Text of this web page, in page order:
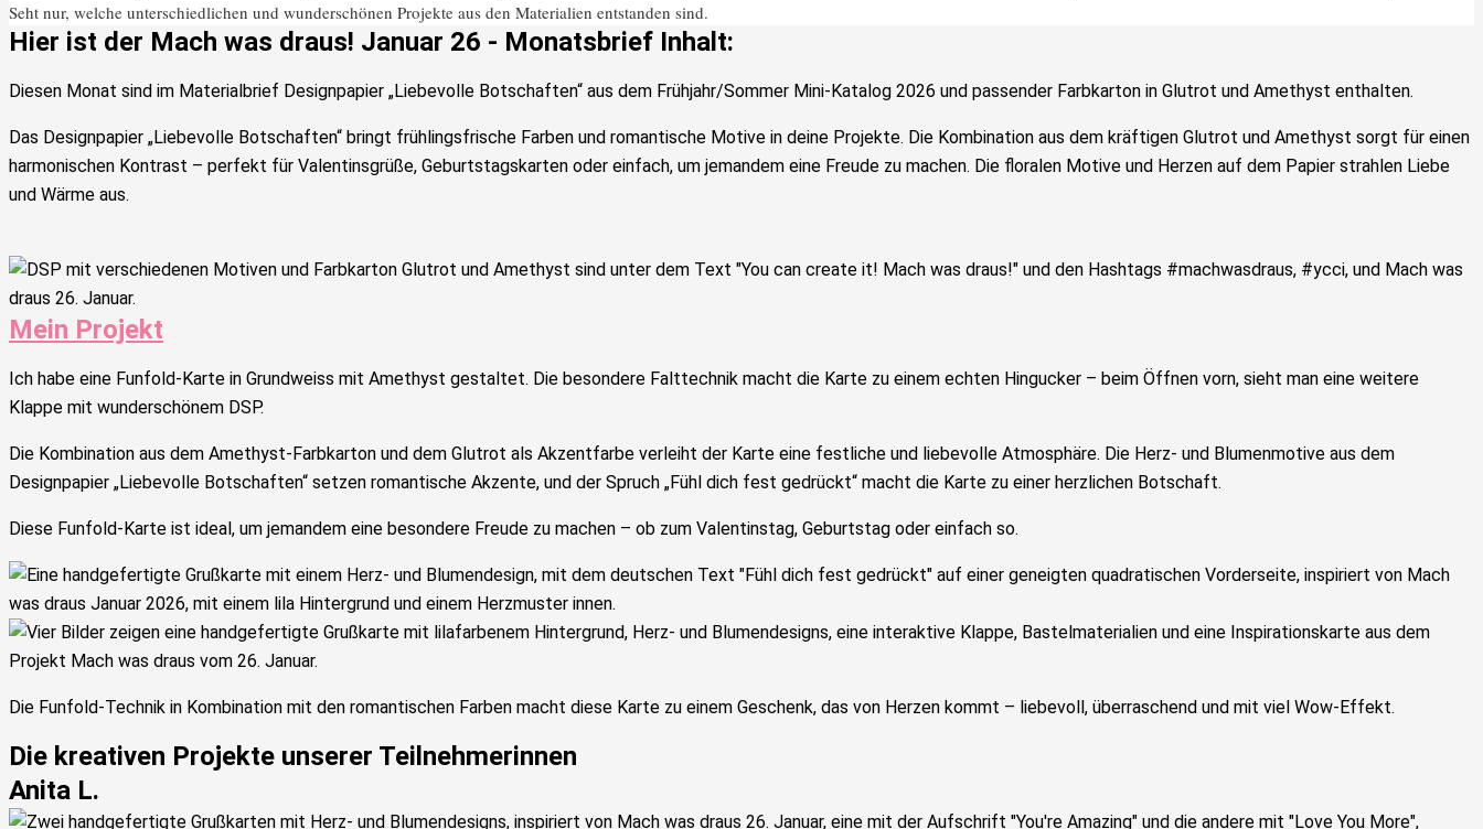
Seht nur, welche unterschiedlichen und wunderschönen Projekte aus den Materialien entstanden sind.
Hier ist der Mach was draus! Januar 26 - Monatsbrief Inhalt:
Diesen Monat sind im Materialbrief Designpapier „Liebevolle Botschaften“ aus dem Frühjahr/Sommer Mini-Katalog 2026 und passender Farbkarton in Glutrot und Amethyst enthalten.
Das Designpapier „Liebevolle Botschaften“ bringt frühlingsfrische Farben und romantische Motive in deine Projekte. Die Kombination aus dem kräftigen Glutrot und Amethyst sorgt für einen
harmonischen Kontrast – perfekt für Valentinsgrüße, Geburtstagskarten oder einfach, um jemandem eine Freude zu machen. Die floralen Motive und Herzen auf dem Papier strahlen Liebe
und Wärme aus.
Mein Projekt
Ich habe eine Funfold-Karte in Grundweiss mit Amethyst gestaltet. Die besondere Falttechnik macht die Karte zu einem echten Hingucker – beim Öffnen vorn, sieht man eine weitere
Klappe mit wunderschönem DSP.
Die Kombination aus dem Amethyst-Farbkarton und dem Glutrot als Akzentfarbe verleiht der Karte eine festliche und liebevolle Atmosphäre. Die Herz- und Blumenmotive aus dem
Designpapier „Liebevolle Botschaften“ setzen romantische Akzente, und der Spruch „Fühl dich fest gedrückt“ macht die Karte zu einer herzlichen Botschaft.
Diese Funfold-Karte ist ideal, um jemandem eine besondere Freude zu machen – ob zum Valentinstag, Geburtstag oder einfach so.
Die Funfold-Technik in Kombination mit den romantischen Farben macht diese Karte zu einem Geschenk, das von Herzen kommt – liebevoll, überraschend und mit viel Wow-Effekt.
Die kreativen Projekte unserer Teilnehmerinnen
Anita L.